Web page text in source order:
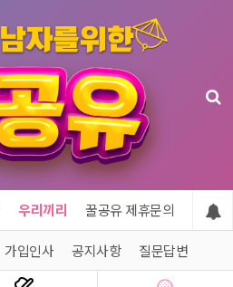
우리끼리 꿀공유 제휴문의
가입인사 공지사항 질문답변